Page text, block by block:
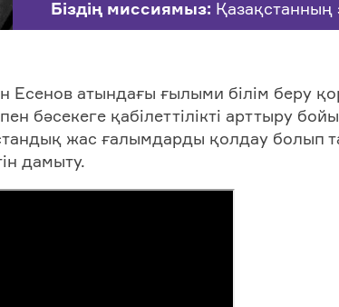
Біздің миссиямыз: Қазақстанның
Есенов атындағы ғылыми білім беру
пен бәсекеге қабілеттілікті арттыру
жас ғалымдарды қолдау болып
дамыту.